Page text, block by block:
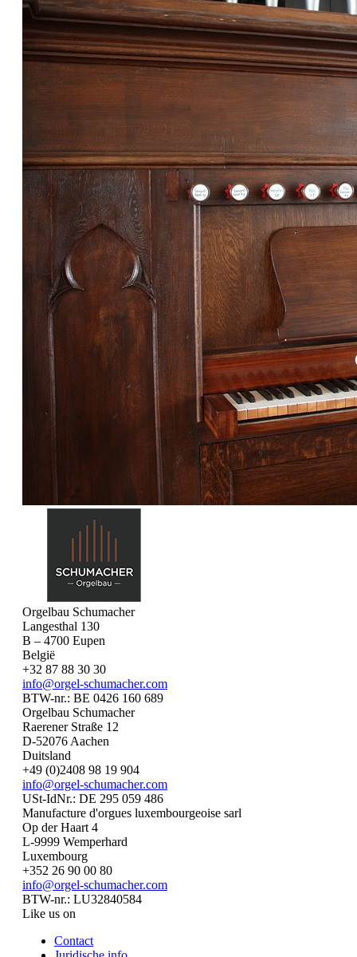
Orgelbau Schumacher
Langesthal 130
B – 4700 Eupen
België
+32 87 88 30 30
info@orgel-schumacher.com
BTW-nr.: BE 0426 160 689
Orgelbau Schumacher
Raerener Straße 12
D-52076 Aachen
Duitsland
+49 (0)2408 98 19 904
info@orgel-schumacher.com
USt-IdNr.: DE 295 059 486
Manufacture d'orgues luxembourgeoise sarl
Op der Haart 4
L-9999 Wemperhard
Luxembourg
+352 26 90 00 80
info@orgel-schumacher.com
BTW-nr.: LU32840584
Like us on
Contact